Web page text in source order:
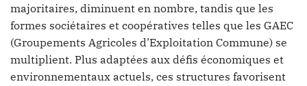
majoritaires, diminuent en nombre, tandis que les
formes sociétaires et coopératives telles que les GAEC
(Groupements Agricoles d’Exploitation Commune) se
multiplient. Plus adaptées aux défis économiques et
environnementaux actuels, ces structures favorisent